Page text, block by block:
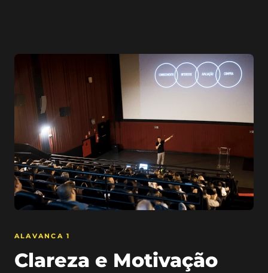
ALAVANCA 1
Clareza e Motivação